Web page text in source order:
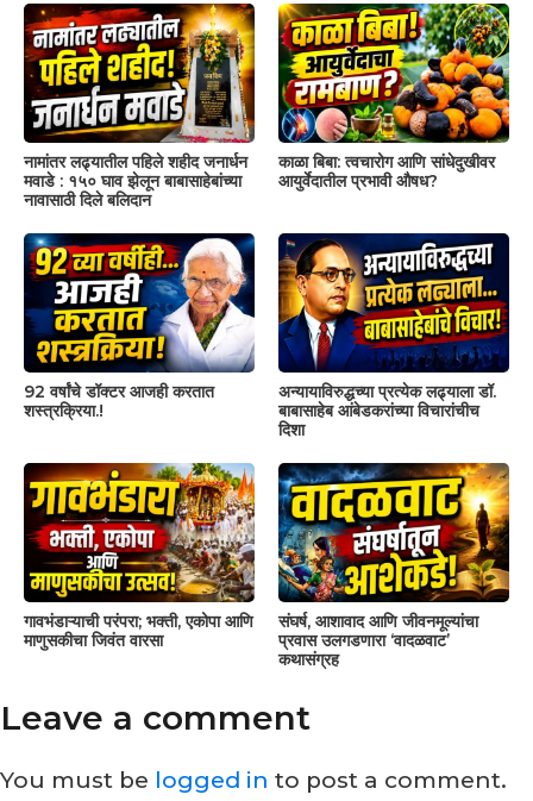
नामांतर लढ्यातील पहिले शहीद जनार्धन
मवाडे : १५० घाव झेलून बाबासाहेबांच्या
नावासाठी दिले बलिदान
काळा बिबा: त्वचारोग आणि सांधेदुखीवर
आयुर्वेदातील प्रभावी औषध?
92 वर्षांचे डॉक्टर आजही करतात
शस्त्रक्रिया.!
अन्यायाविरुद्धच्या प्रत्येक लढ्याला डॉ.
बाबासाहेब आंबेडकरांच्या विचारांचीच
दिशा
गावभंडाऱ्याची परंपरा; भक्ती, एकोपा आणि
माणुसकीचा जिवंत वारसा
संघर्ष, आशावाद आणि जीवनमूल्यांचा
प्रवास उलगडणारा ‘वादळवाट’
कथासंग्रह
Leave a comment
You must be logged in to post a comment.